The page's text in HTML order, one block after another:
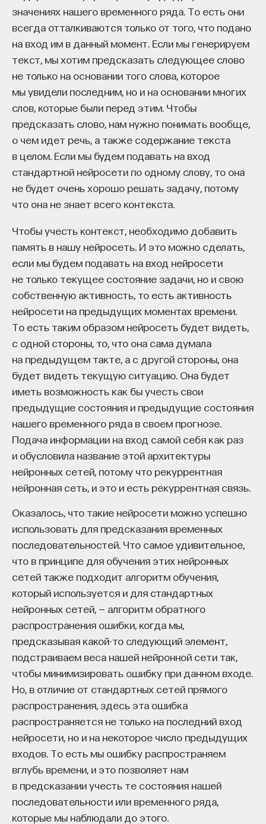
значениях нашего временного ряда. То есть они
всегда отталкиваются только от того, что подано
на вход им в данный момент. Если мы генерируем
текст, мы хотим предсказать следующее слово
не только на основании того слова, которое
мы увидели последним, но и на основании многих
слов, которые были перед этим. Чтобы
предсказать слово, нам нужно понимать вообще,
о чем идет речь, а также содержание текста
в целом. Если мы будем подавать на вход
стандартной нейросети по одному слову, то она
не будет очень хорошо решать задачу, потому
что она не знает всего контекста.
Чтобы учесть контекст, необходимо добавить
память в нашу нейросеть. И это можно сделать,
если мы будем подавать на вход нейросети
не только текущее состояние задачи, но и свою
собственную активность, то есть активность
нейросети на предыдущих моментах времени.
То есть таким образом нейросеть будет видеть,
с одной стороны, то, что она сама думала
на предыдущем такте, а с другой стороны, она
будет видеть текущую ситуацию. Она будет
иметь возможность как бы учесть свои
предыдущие состояния и предыдущие состояния
нашего временного ряда в своем прогнозе.
Подача информации на вход самой себя как раз
и обусловила название этой архитектуры
нейронных сетей, потому что рекуррентная
нейронная сеть, и это и есть рекуррентная связь.
Оказалось, что такие нейросети можно успешно
использовать для предсказания временных
последовательностей. Что самое удивительное,
что в принципе для обучения этих нейронных
сетей также подходит алгоритм обучения,
который используется и для стандартных
нейронных сетей, — алгоритм обратного
распространения ошибки, когда мы,
предсказывая какой-то следующий элемент,
подстраиваем веса нашей нейронной сети так,
чтобы минимизировать ошибку при данном входе.
Но, в отличие от стандартных сетей прямого
распространения, здесь эта ошибка
распространяется не только на последний вход
нейросети, но и на некоторое число предыдущих
входов. То есть мы ошибку распространяем
вглубь времени, и это позволяет нам
в предсказании учесть те состояния нашей
последовательности или временного ряда,
которые мы наблюдали до этого.
занимаемся, гораздо более изящная
сверхпроводящая электроника — это так
называемая одноквантовая логика, или по-
английскиRapid Single Flux Quantum , которая
оперирует не переключениями,
а манипулированием квантами магнитного потока.
Здесь, наверное, надо остановиться и сказать,
что это уже квантовая механика — не бог весть
какая для тех, кто ее изучает, но уже квантовая.
В квантовой механике существует дуализм
«частица — волна», каждый школьник, наверное,
представить некое колечко сверхпроводника,
то можно считать, что, когда ток течет
по колечку, у вас движутся такие одиночные
электроны. А можно представить, что это волна
с периодом, с фазой, и о волне уже нельзя
сказать, находится она в этой точке кольца или
в другой. То есть она должна быть однозначно
при обходе по этому кольцу. Это означает, что
на длине этого кольца должно быть целое число
длин волн этой волны. Это обязательство иметь
целое число длин волн (то есть увеличить можно,
только добавив еще одну волну) приводит
к квантованию. Не только в нашем случае,
но в нашем случае это особо интересно.
Сверхпроводимость — макроскопическое
квантовое явление. Там все электроны
описываются единой волной, поэтому даже если
вы сделаете сантиметровое колечко, то в нем
тоже возникнет квантование. Нас интересует
квантование магнитного потока (поле,
умноженное на площадь кольца, — это магнитный
поток). Таких магнитных потоков в этом кольце
должно быть целое число. Это очень удобное
свойство: если сделать кольцо не очень
массивным, потому что в массивном кольце поток
будет сохраняться и не меняться, а нам нужно
еще устроить некие слабые звенья в этом
колечке, через которые этот поток будет
проникать, «пробулькивать» этими квантами
магнитного потока, то теперь, если эти колечки
представить в виде некой лестницы, представить,
что это «квадратные колечки», которые связаны
в некую цепь, можно этот квантовый поток
передавать из ячейки в ячейку, создавать
логические структуры. И они созданы.